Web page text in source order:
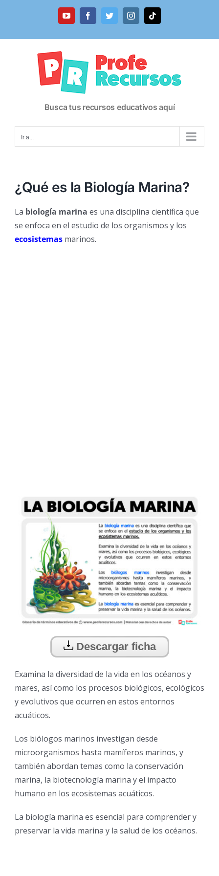
YouTubeFacebookTwitterInstagramTiktok
Busca tus recursos educativos aquí
Ir a...
¿Qué es la Biología Marina?
La biología marina es una disciplina científica que
se enfoca en el estudio de los organismos y los
ecosistemas marinos.
Descargar ficha
Examina la diversidad de la vida en los océanos y
mares, así como los procesos biológicos, ecológicos
y evolutivos que ocurren en estos entornos
acuáticos.
Los biólogos marinos investigan desde
microorganismos hasta mamíferos marinos, y
también abordan temas como la conservación
marina, la biotecnología marina y el impacto
humano en los ecosistemas acuáticos.
La biología marina es esencial para comprender y
preservar la vida marina y la salud de los océanos.